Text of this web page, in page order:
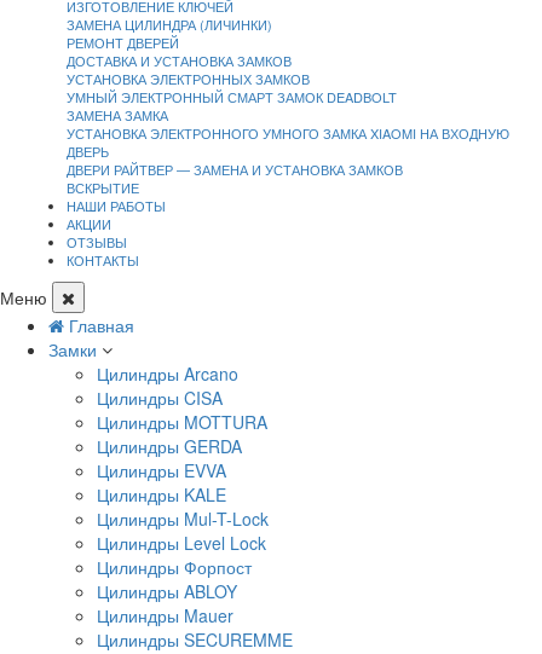
ИЗГОТОВЛЕНИЕ КЛЮЧЕЙ
ЗАМЕНА ЦИЛИНДРА (ЛИЧИНКИ)
РЕМОНТ ДВЕРЕЙ
ДОСТАВКА И УСТАНОВКА ЗАМКОВ
УСТАНОВКА ЭЛЕКТРОННЫХ ЗАМКОВ
УМНЫЙ ЭЛЕКТРОННЫЙ СМАРТ ЗАМОК DEADBOLT
ЗАМЕНА ЗАМКА
УСТАНОВКА ЭЛЕКТРОННОГО УМНОГО ЗАМКА XIAOMI НА ВХОДНУЮ
ДВЕРЬ
ДВЕРИ РАЙТВЕР — ЗАМЕНА И УСТАНОВКА ЗАМКОВ
ВСКРЫТИЕ
НАШИ РАБОТЫ
АКЦИИ
ОТЗЫВЫ
КОНТАКТЫ
Меню
Главная
Замки
Цилиндры Arcano
Цилиндры CISA
Цилиндры MOTTURA
Цилиндры GERDA
Цилиндры EVVA
Цилиндры KALE
Цилиндры Mul-T-Lock
Цилиндры Level Lock
Цилиндры Форпост
Цилиндры ABLOY
Цилиндры Mauer
Цилиндры SECUREMME